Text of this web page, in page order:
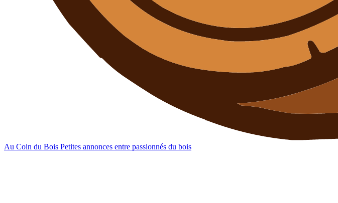
Au Coin du Bois Petites annonces entre passionnés du bois